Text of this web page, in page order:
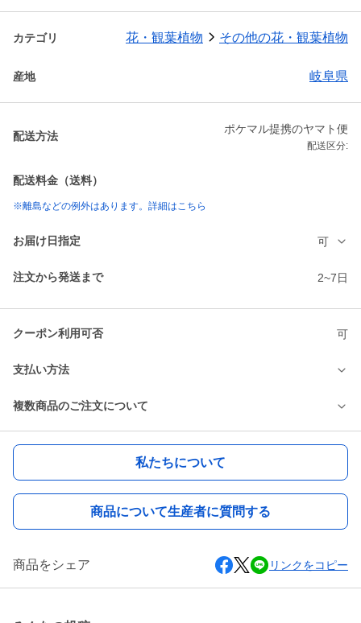
カテゴリ 花・観葉植物 その他の花・観葉植物
産地 岐阜県
配送方法
ポケマル提携のヤマト便
配送区分:
配送料金（送料）
※離島などの例外はあります。詳細はこちら
お届け日指定 可
注文から発送まで 2~7日
クーポン利用可否 可
支払い方法
複数商品のご注文について
私たちについて
商品について生産者に質問する
商品をシェア リンクをコピー